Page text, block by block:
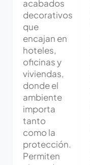
acabados
decorativos
que
encajan en
hoteles,
oficinas y
viviendas,
donde el
ambiente
importa
tanto
como la
protección.
Permiten